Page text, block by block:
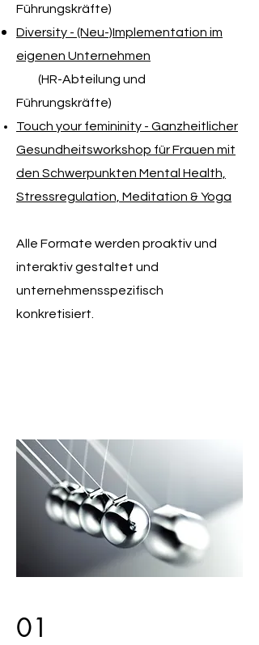
Führungskräfte)​
Diversity - (Neu-)Implementation im
eigenen Unternehmen
(HR-Abteilung und
Führungskräfte)​
Touch your femininity - Ganzheitlicher
Gesundheitsworkshop für Frauen mit
den Schwerpunkten Mental Health,
Stressregulation, Meditation & Yoga
Alle Formate werden proaktiv und
interaktiv gestaltet und
unternehmensspezifisch
konkretisiert.
01